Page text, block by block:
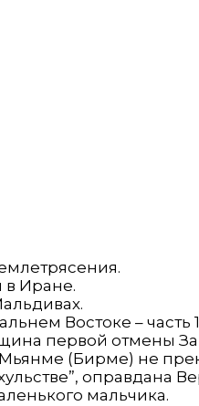
в Иране.
Востоке – часть
первой отмены
Мьянме (Бирме) не
оправдана
мальчика.